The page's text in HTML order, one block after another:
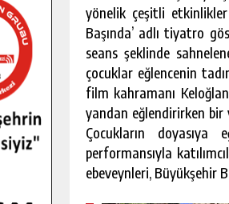
yönelik çeşitli etkinlikler
Başında’ adlı tiyatro
seans şeklinde
çocuklar eğlencenin
film kahramanı
yandan eğlendirirken
Çocukların
performansıyla
ebeveynleri, Büyükşehir
GENÇLER
YENI MEDYA
KEŞFETTI.